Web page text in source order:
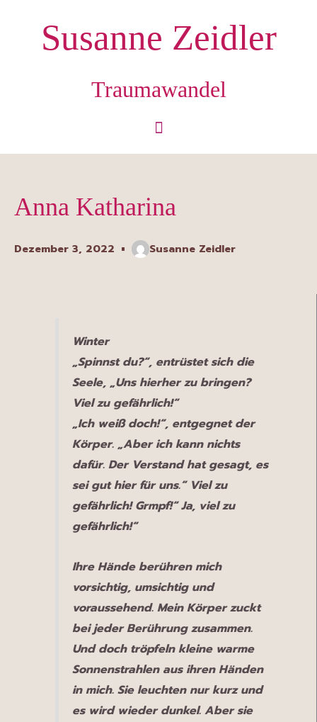
Susanne Zeidler
Traumawandel
Anna Katharina
Dezember 3, 2022 Susanne Zeidler
Winter
„Spinnst du?“, entrüstet sich die
Seele, „Uns hierher zu bringen?
Viel zu gefährlich!“
„Ich weiß doch!“, entgegnet der
Körper. „Aber ich kann nichts
dafür. Der Verstand hat gesagt, es
sei gut hier für uns.“ Viel zu
gefährlich! Grmpf!“ Ja, viel zu
gefährlich!“
Ihre Hände berühren mich
vorsichtig, umsichtig und
voraussehend. Mein Körper zuckt
bei jeder Berührung zusammen.
Und doch tröpfeln kleine warme
Sonnenstrahlen aus ihren Händen
in mich. Sie leuchten nur kurz und
es wird wieder dunkel. Aber sie